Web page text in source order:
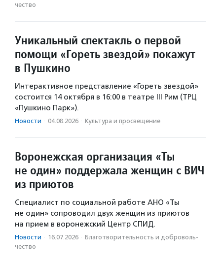
чест­во
Уникальный спектакль о первой
помощи «Гореть звездой» покажут
в Пушкино
Интерактивное представление «Гореть звездой»
состоится 14 октября в 16:00 в театре III Рим (ТРЦ
«Пушкино Парк»).
Новости · 04.08.2026 · Культура и просвещение
Воронежская организация «Ты
не один» поддержала женщин с ВИЧ
из приютов
Специалист по социальной работе АНО «Ты
не один» сопроводил двух женщин из приютов
на прием в воронежский Центр СПИД.
Новости · 16.07.2026 · Благотвори­тель­ность и доброволь­
чест­во